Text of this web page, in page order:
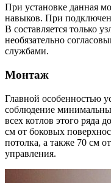
При установке данная
навыков. При
В составляется только
необязательно
службами.
Монтаж
Главной особенностью
соблюдение
всех котлов этого ряда
см от боковых
потолка, а также 70 см
управления.